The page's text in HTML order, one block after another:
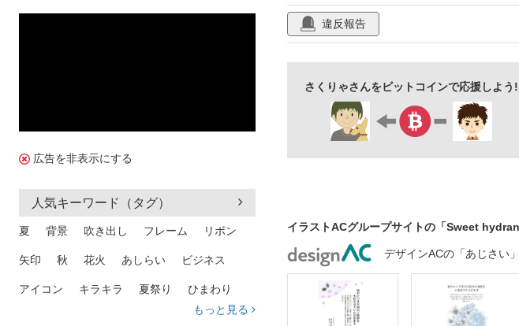
広告を非表示にする
人気キーワード（タグ）
夏 背景 吹き出し フレーム リボン
矢印 秋 花火 あしらい ビジネス
アイコン キラキラ 夏祭り ひまわり
熱中症
もっと見る
違反報告
さくりゃさんをビットコインで応援しよう!
イラストACグループサイトの「Sweet
デザインACの「あじさい